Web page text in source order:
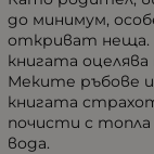
до минимум,
откриват неща.
книгата оцелява
Меките ръбове
книгата
почисти с топла
вода.